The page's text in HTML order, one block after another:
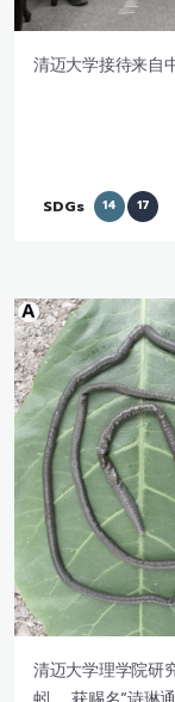
清迈大学接待来自
SDGs 14 17
清迈大学理学院研